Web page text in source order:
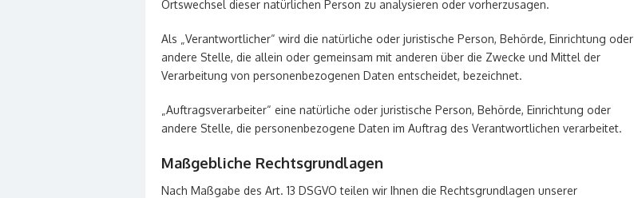
Ortswechsel dieser natürlichen Person zu analysieren oder vorherzusagen.
Als „Verantwortlicher“ wird die natürliche oder juristische Person, Behörde, Einrichtung oder
andere Stelle, die allein oder gemeinsam mit anderen über die Zwecke und Mittel der
Verarbeitung von personenbezogenen Daten entscheidet, bezeichnet.
„Auftragsverarbeiter“ eine natürliche oder juristische Person, Behörde, Einrichtung oder
andere Stelle, die personenbezogene Daten im Auftrag des Verantwortlichen verarbeitet.
Maßgebliche Rechtsgrundlagen
Nach Maßgabe des Art. 13 DSGVO teilen wir Ihnen die Rechtsgrundlagen unserer